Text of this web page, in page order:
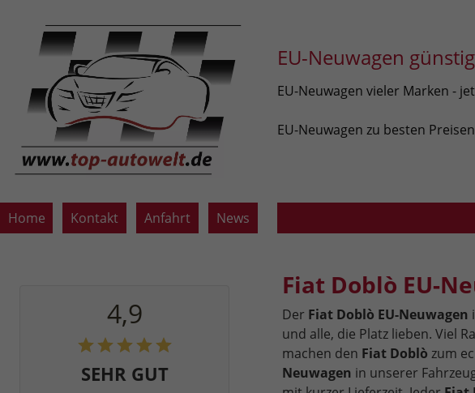
EU-Neuwagen
EU-Neuwagen vieler Marken -
EU-Neuwagen zu besten
Home Kontakt Anfahrt News
Fiat Doblò EU-
Der Fiat Doblò EU-Neuwagen
und alle, die Platz lieben. Viel
machen den Fiat Doblò zum
Neuwagen in unserer
4,9
SEHR GUT